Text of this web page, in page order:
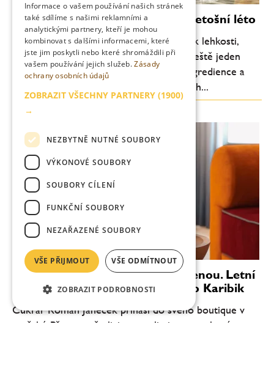
Moderní koktejly, které definují letošní léto
Letní barová scéna se každoročně vrací k lehkosti,
svěžesti a pitelnosti. Letos je ale patrný ještě jeden
posun: důraz na jednoduchost, kvalitní ingredience a
chuťovou čitelnost. Méně komplikovaných...
Věnečky Janeček zvou na dovolenou. Letní
novinka Piña Colada chutná jako Karibik
Cukrář Roman Janeček přináší do svého boutique v
pražské Pštrossově ulici novou limitovanou letní
Informace o vašem používání našich stránek
také sdílíme s našimi reklamními a
analytickými partnery, kteří je mohou
kombinovat s dalšími informacemi, které
jste jim poskytli nebo které shromáždili při
vašem používání jejich služeb.Zásady
ochrany osobních údajů
ZOBRAZIT VŠECHNY PARTNERY (1900)
→
NEZBYTNĚ NUTNÉ SOUBORY
VÝKONOVÉ SOUBORY
SOUBORY CÍLENÍ
FUNKČNÍ SOUBORY
NEZAŘAZENÉ SOUBORY
VŠE PŘIJMOUT VŠE ODMÍTNOUT
ZOBRAZIT PODROBNOSTI